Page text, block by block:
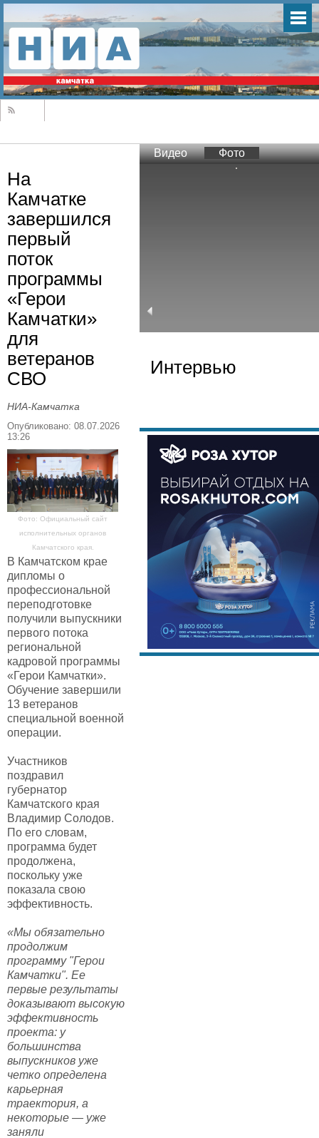
На
Камчатке
завершился
первый
поток
программы
«Герои
Камчатки»
для
ветеранов
СВО
НИА-Камчатка
Опубликовано: 08.07.2026
13:26
Фото: Официальный сайт
исполнительных органов
Камчатского края.
В Камчатском крае
дипломы о
профессиональной
переподготовке
получили выпускники
первого потока
региональной
кадровой программы
«Герои Камчатки».
Обучение завершили
13 ветеранов
специальной военной
операции.
Участников
поздравил
губернатор
Камчатского края
Владимир Солодов.
По его словам,
программа будет
продолжена,
поскольку уже
показала свою
эффективность.
«Мы обязательно
продолжим
программу "Герои
Камчатки". Ее
первые результаты
доказывают высокую
эффективность
проекта: у
большинства
выпускников уже
четко определена
карьерная
траектория, а
некоторые — уже
заняли
Видео Фото
Интервью